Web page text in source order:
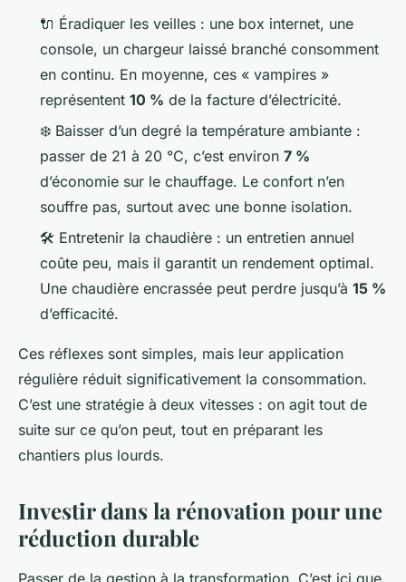
🔌 Éradiquer les veilles : une box internet, une
console, un chargeur laissé branché consomment
en continu. En moyenne, ces « vampires »
représentent 10 % de la facture d’électricité.
❄️ Baisser d’un degré la température ambiante :
passer de 21 à 20 °C, c’est environ 7 %
d’économie sur le chauffage. Le confort n’en
souffre pas, surtout avec une bonne isolation.
🛠️ Entretenir la chaudière : un entretien annuel
coûte peu, mais il garantit un rendement optimal.
Une chaudière encrassée peut perdre jusqu’à 15 %
d’efficacité.
Ces réflexes sont simples, mais leur application
régulière réduit significativement la consommation.
C’est une stratégie à deux vitesses : on agit tout de
suite sur ce qu’on peut, tout en préparant les
chantiers plus lourds.
Investir dans la rénovation pour une
réduction durable